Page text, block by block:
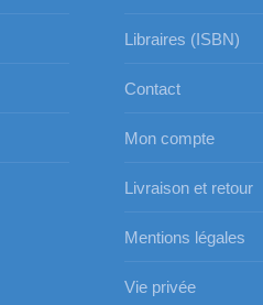
Libraires (ISBN)
Contact
Mon compte
Livraison et retour
Mentions légales
Vie privée